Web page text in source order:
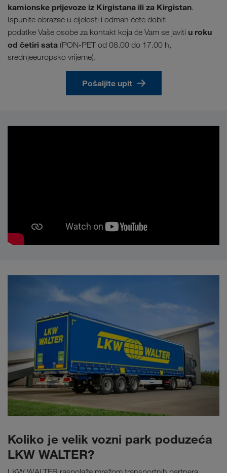
kamionske prijevoze iz Kirgistana ili za Kirgistan.
Ispunite obrazac u cijelosti i odmah ćete dobiti
podatke Vaše osobe za kontakt koja će Vam se javiti u roku
od četiri sata (PON-PET od 08.00 do 17.00 h,
srednjeeuropsko vrijeme).
Pošaljite upit
Koliko je velik vozni park poduzeća
LKW WALTER?